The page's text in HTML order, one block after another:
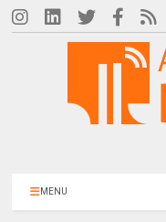
MENU